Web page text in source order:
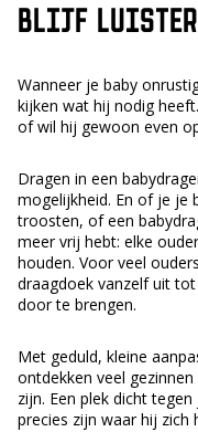
BLIJF
Wanneer je baby
kijken wat hij nodig
of wil hij gewoon even
Dragen in een
mogelijkheid. En of je je
troosten, of een
meer vrij hebt: elke
houden. Voor veel
draagdoek vanzelf uit
door te brengen.
Met geduld, kleine
ontdekken veel
zijn. Een plek dicht
precies zijn waar hij zich